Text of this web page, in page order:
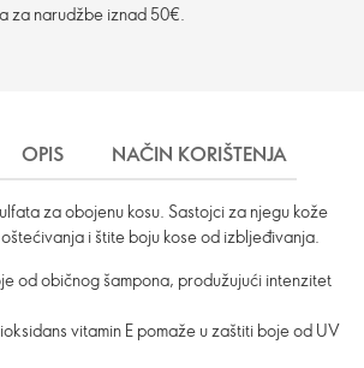
za narudžbe iznad 50€.
OPIS NAČIN KORIŠTENJA
za obojenu kosu. Sastojci za njegu kože
i štite boju kose od izbljeđivanja.
od običnog šampona, produžujući intenzitet
vitamin E pomaže u zaštiti boje od UV